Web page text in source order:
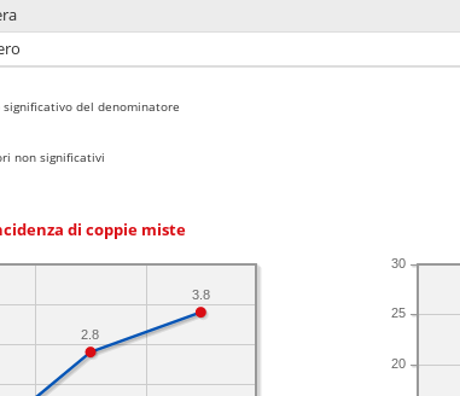
del denominatore
non significativi
di coppie miste
3.8
2.8
20
25
30